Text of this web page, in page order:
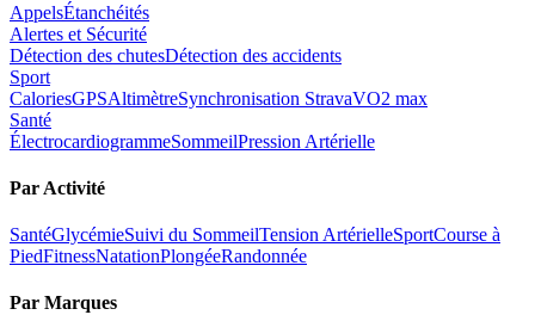
AppelsÉtanchéités
Alertes et Sécurité
Détection des chutesDétection des accidents
Sport
CaloriesGPSAltimètreSynchronisation StravaVO2 max
Santé
ÉlectrocardiogrammeSommeilPression Artérielle
Par Activité
SantéGlycémieSuivi du SommeilTension ArtérielleSportCourse à
PiedFitnessNatationPlongéeRandonnée
Par Marques